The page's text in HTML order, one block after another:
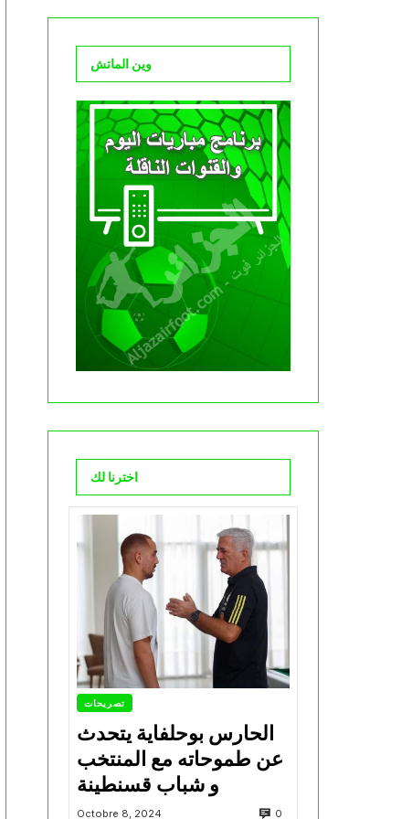
وين الماتش
اخترنا لك
تصريحات
الحارس بوحلفاية يتحدث
عن طموحاته مع المنتخب
و شباب قسنطينة
Octobre 8, 2024 0